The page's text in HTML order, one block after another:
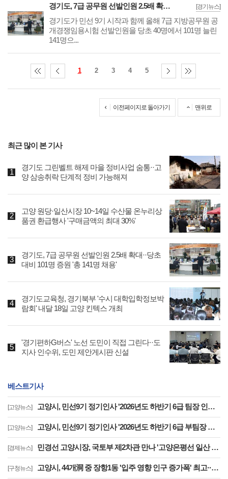
[경기뉴스]
경기도, 7급 공무원 선발인원 2.5배 확대··당초 대비 101명 증원 '총 141명 채용'
경기도가 민선 9기 시작과 함께 올해 7급 지방공무원 공
개경쟁임용시험 선발인원을 당초 40명에서 101명 늘린
141명으...
1 2 3 4 5
이전페이지로 돌아가기 맨위로
최근 많이 본 기사
경기도 그린벨트 해제 마을 정비사업 숨통··고
양 삼송취락 단계적 정비 가능해져
고양 원당·일산시장 10~14일 수산물 온누리상
품권 환급행사 '구매금액의 최대 30%'
경기도, 7급 공무원 선발인원 2.5배 확대··당초
대비 101명 증원 '총 141명 채용'
경기도교육청, 경기북부 '수시 대학입학정보박
람회' 내달 18일 고양 킨텍스 개최
'경기편하G버스' 노선 도민이 직접 그린다··도
지사 인수위, 도민 제안게시판 신설
베스트기사
[고양뉴스] 고양시, 민선9기 정기인사 '2026년도 하반기 6급 팀장 인사발령 사항'
[고양뉴스] 고양시, 민선9기 정기인사 '2026년도 하반기 6급 부팀장 이하 인사발령 사항'
[경제뉴스] 민경선 고양시장, 국토부 제2차관 만나 '고양은평선 일산 연장 반영' 등 요청
[구청뉴스] 고양시, 44개洞 중 장항1동 '입주 영향 인구 증가폭' 최고··풍산동도 증가세 지속